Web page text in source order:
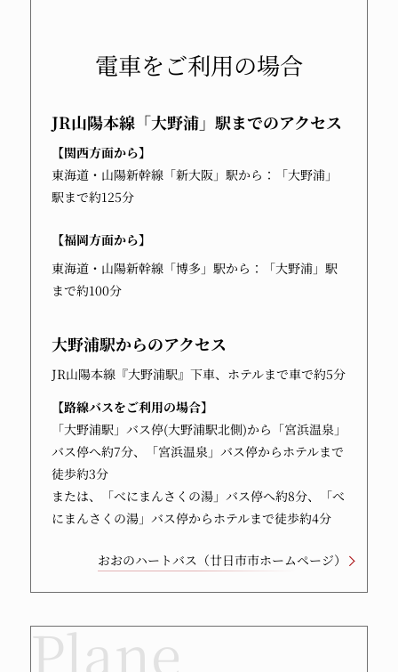
電車をご利用の場合
JR山陽本線「大野浦」駅までのアクセス
【関西方面から】
東海道・山陽新幹線「新大阪」駅から：「大野浦」
駅まで約125分
【福岡方面から】
東海道・山陽新幹線「博多」駅から：「大野浦」駅
まで約100分
大野浦駅からのアクセス
JR山陽本線『大野浦駅』下車、ホテルまで車で約5分
【路線バスをご利用の場合】
「大野浦駅」バス停(大野浦駅北側)から「宮浜温泉」
バス停へ約7分、「宮浜温泉」バス停からホテルまで
徒歩約3分
または、「べにまんさくの湯」バス停へ約8分、「べ
にまんさくの湯」バス停からホテルまで徒歩約4分
おおのハートバス（廿日市市ホームページ）